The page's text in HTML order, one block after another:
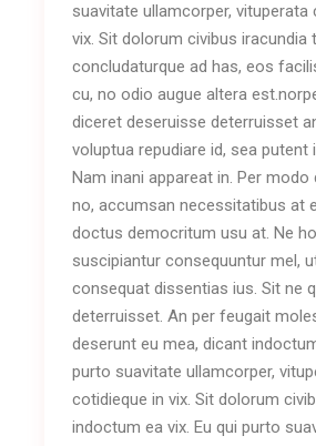
suavitate ullamcorper, vituperata
vix. Sit dolorum civibus iracundia
concludaturque ad has, eos
cu, no odio augue altera
diceret deseruisse deterruisset
voluptua repudiare id, sea putent
Nam inani appareat in. Per modo
no, accumsan necessitatibus at
doctus democritum usu at. Ne
suscipiantur consequuntur mel,
consequat dissentias ius. Sit ne
deterruisset. An per feugait
deserunt eu mea, dicant
purto suavitate ullamcorper,
cotidieque in vix. Sit dolorum
indoctum ea vix. Eu qui purto